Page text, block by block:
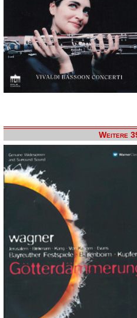
Weitere